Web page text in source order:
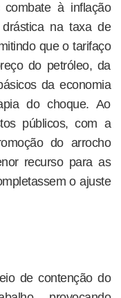
combate à inflação
na taxa de
que o tarifaço
do petróleo, da
da economia
do choque. Ao
públicos, com a
do arrocho
recurso para as
o ­ajuste
de contenção do